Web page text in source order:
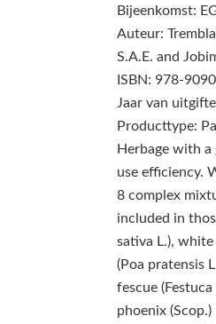
Bijeenkomst:
Auteur:
S.A.E. and
ISBN: 978-
Jaar van
Producttype:
Herbage with
use efficiency.
8 complex
included in
sativa L.),
(Poa pratensis
fescue
phoenix